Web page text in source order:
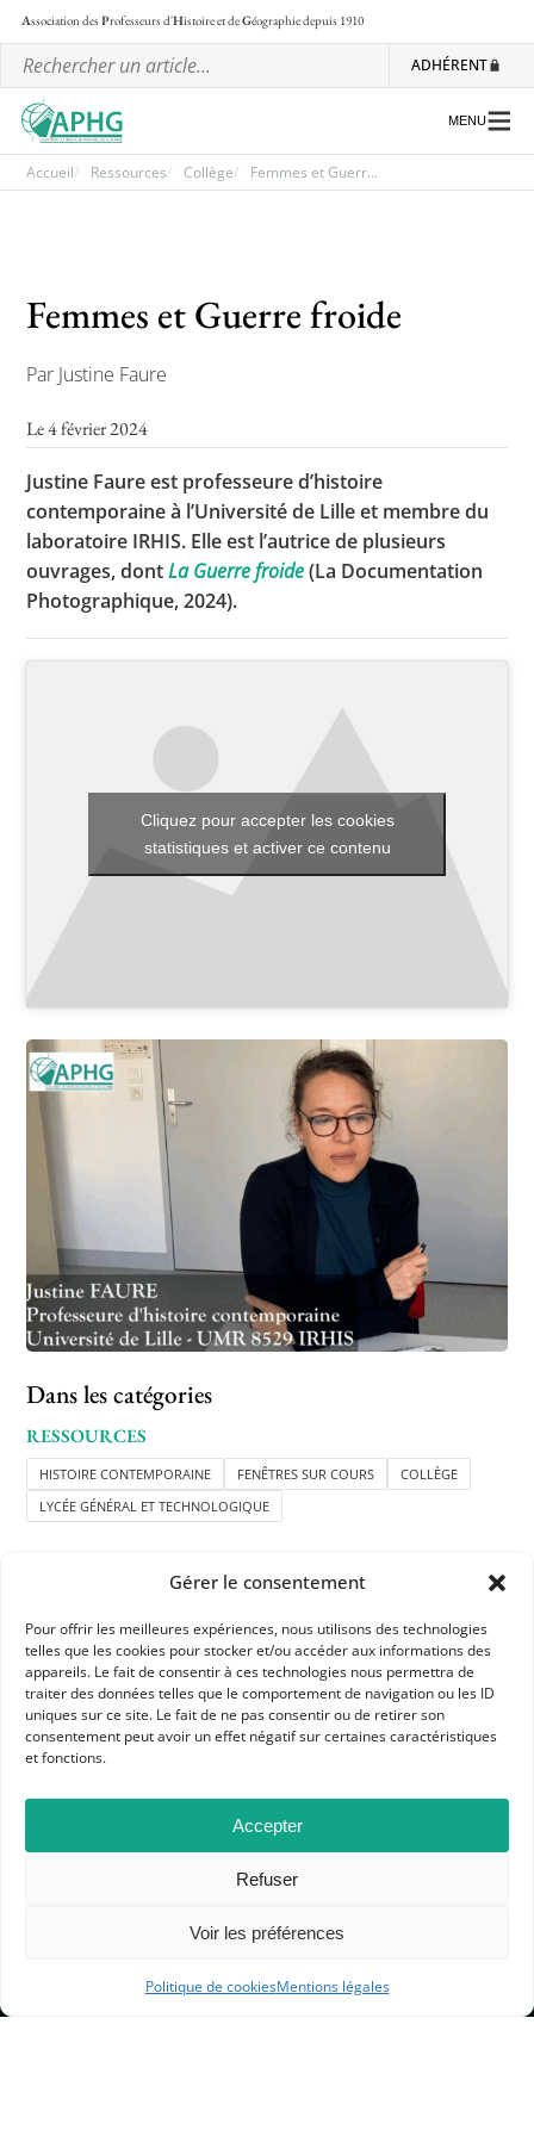
Gérer le consentement
Pour offrir les meilleures expériences, nous utilisons des technologies
telles que les cookies pour stocker et/ou accéder aux informations des
appareils. Le fait de consentir à ces technologies nous permettra de
traiter des données telles que le comportement de navigation ou les ID
uniques sur ce site. Le fait de ne pas consentir ou de retirer son
consentement peut avoir un effet négatif sur certaines caractéristiques
et fonctions.
Accepter
Refuser
Voir les préférences
Politique de cookiesMentions légales
Association desProfesseurs d'Histoire et deGéographiedepuis 1910
ADHÉRENT
Les ateliers nationaux
Communiqués et motions
Lettre d’information de l’APHG
L’APHG dans la presse
Concours de recrutement
Concours scolaires
Conférences, tables rondes
Critique d’ouvrages publiés
MENU
Accueil Ressources Collège Femmes et Guerr...
Femmes et Guerre froide
Par Justine Faure
Le 4 février 2024
Justine Faure est professeure d’histoire
contemporaine à l’Université de Lille et membre du
laboratoire IRHIS. Elle est l’autrice de plusieurs
ouvrages, dontLa Guerre froide(La Documentation
Photographique, 2024).
Cliquez pour accepter les cookies
statistiques et activer ce contenu
Dans les catégories
RESSOURCES
HISTOIRE CONTEMPORAINE FENÊTRES SUR COURS
COLLÈGE
LYCÉE GÉNÉRAL ET TECHNOLOGIQUE
APHG
Association des professeurs d'histoire et géographie
BP 6541 – 75065 Paris Cedex 02
MENTIONS LÉGALES